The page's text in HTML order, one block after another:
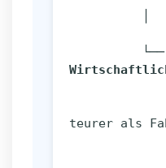
teurer als